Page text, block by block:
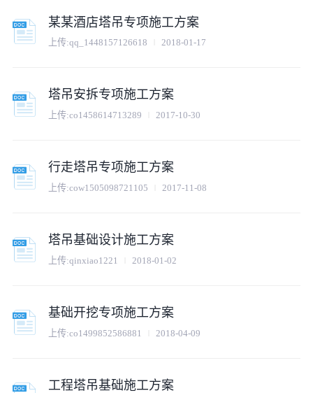
某某酒店塔吊专项施工方案
上传:qq_1448157126618 2018-01-17
塔吊安拆专项施工方案
上传:co1458614713289 2017-10-30
行走塔吊专项施工方案
上传:cow1505098721105 2017-11-08
塔吊基础设计施工方案
上传:qinxiao1221 2018-01-02
基础开挖专项施工方案
上传:co1499852586881 2018-04-09
工程塔吊基础施工方案